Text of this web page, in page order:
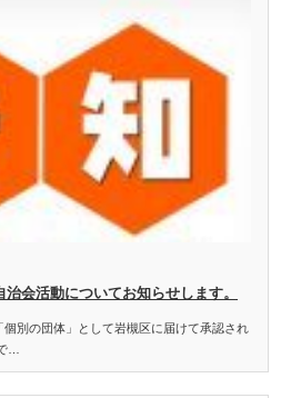
会活動についてお知らせします。
別の団体」として岩槻区に届けて承認され
…